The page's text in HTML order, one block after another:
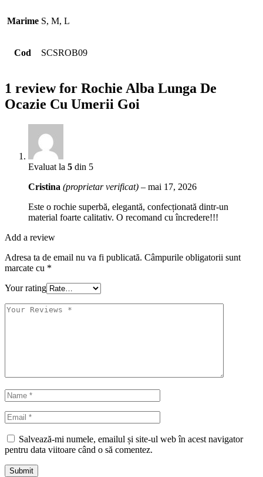
Marime S, M, L
Cod SCSROB09
1 review for Rochie Alba Lunga De
Ocazie Cu Umerii Goi
Evaluat la 5 din 5
Cristina (proprietar verificat) – mai 17, 2026
Este o rochie superbă, elegantă, confecționată dintr-un
material foarte calitativ. O recomand cu încredere!!!
Add a review
Adresa ta de email nu va fi publicată. Câmpurile obligatorii sunt
marcate cu *
Your rating
Salvează-mi numele, emailul și site-ul web în acest navigator
pentru data viitoare când o să comentez.